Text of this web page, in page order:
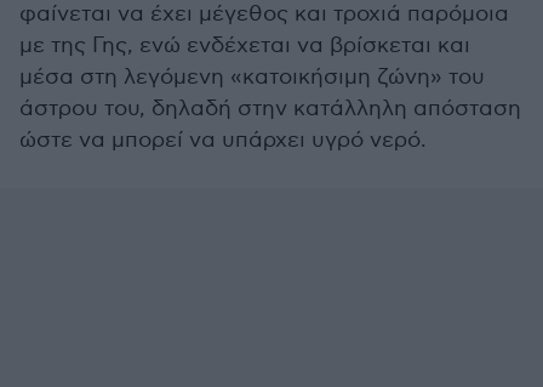
φαίνεται να έχει μέγεθος και τροχιά παρόμοια
με της Γης, ενώ ενδέχεται να βρίσκεται και
μέσα στη λεγόμενη «κατοικήσιμη ζώνη» του
άστρου του, δηλαδή στην κατάλληλη απόσταση
ώστε να μπορεί να υπάρχει υγρό νερό.